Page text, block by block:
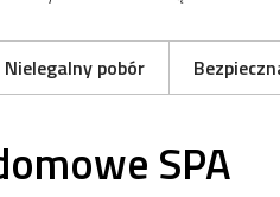
Nielegalny pobór
SPA